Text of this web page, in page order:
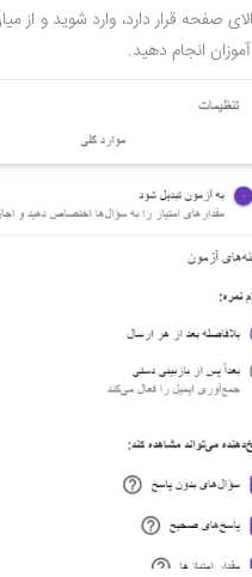
قرار دارد، وارد شوید و از
انجام دهید.